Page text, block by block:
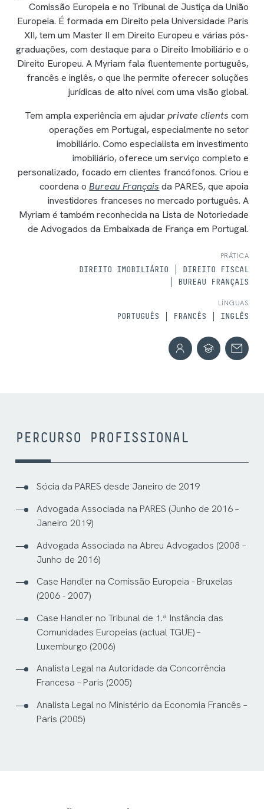
Comissão Europeia e no Tribunal de Justiça da União
Europeia. É formada em Direito pela Universidade Paris
XII, tem um Master II em Direito Europeu e várias pós-
graduações, com destaque para o Direito Imobiliário e o
Direito Europeu. A Myriam fala fluentemente português,
francês e inglês, o que lhe permite oferecer soluções
jurídicas de alto nível com uma visão global.
Tem ampla experiência em ajudarprivate clients com
operações em Portugal, especialmente no setor
imobiliário. Como especialista em investimento
imobiliário, oferece um serviço completo e
personalizado, focado em clientes francófonos. Criou e
coordena oBureau Français da PARES, que apoia
investidores franceses no mercado português. A
Myriam é também reconhecida na Lista de Notoriedade
de Advogados da Embaixada de França em Portugal.
PRÁTICA
DIREITO IMOBILIÁRIO
DIREITO FISCAL
BUREAU FRANÇAIS
LÍNGUAS
PORTUGUÊS FRANCÊS INGLÊS
PERCURSO PROFISSIONAL
Sócia da PARES desde Janeiro de 2019
Advogada Associada na PARES (Junho de 2016 –
Janeiro 2019)
Advogada Associada na Abreu Advogados (2008 –
Junho de 2016)
Case Handler na Comissão Europeia - Bruxelas
(2006 - 2007)
Case Handler no Tribunal de 1.ª Instância das
Comunidades Europeias (actual TGUE) –
Luxemburgo (2006)
Analista Legal na Autoridade da Concorrência
Francesa – Paris (2005)
Analista Legal no Ministério da Economia Francês –
Paris (2005)